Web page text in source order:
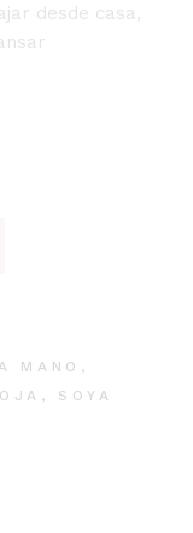
desde casa,
MANO
SOYA